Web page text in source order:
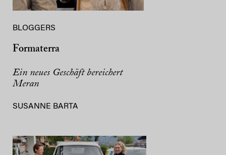
BLOGGERS
Formaterra
Ein neues Geschäft bereichert
Meran
SUSANNE BARTA